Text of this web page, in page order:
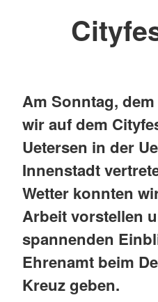
Am Sonntag, dem
wir auf dem
Uetersen in der
Innenstadt
Wetter konnten
Arbeit vorstellen
spannenden
Ehrenamt beim
Kreuz geben.